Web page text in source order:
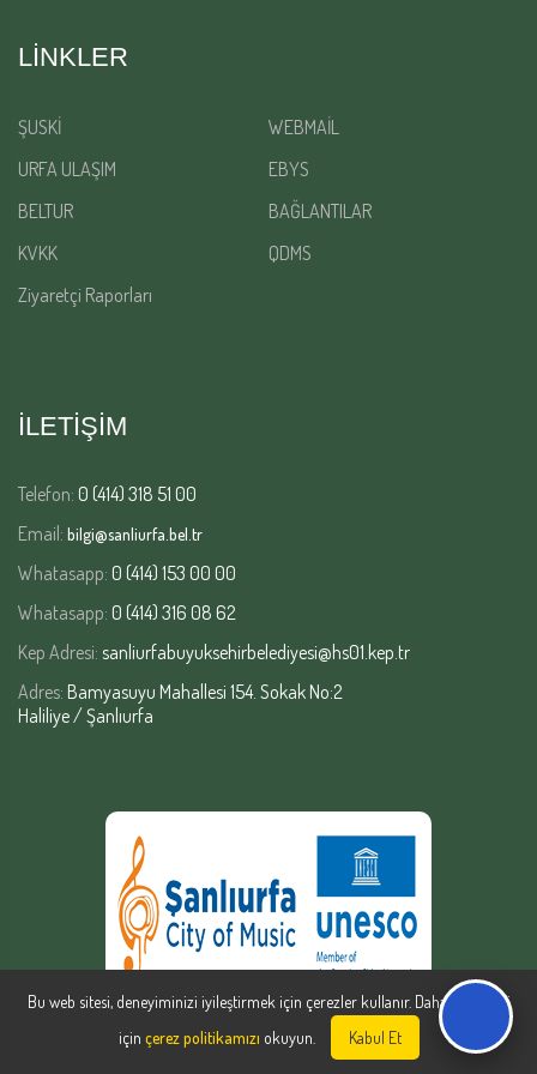
LINKLER
ŞUSKİ
WEBMAİL
URFA ULAŞIM
EBYS
BELTUR
BAĞLANTILAR
KVKK
QDMS
Ziyaretçi Raporları
İLETİŞİM
Telefon: 0 (414) 318 51 00
Email: bilgi@sanliurfa.bel.tr
Whatasapp: 0 (414) 153 00 00
Whatasapp: 0 (414) 316 08 62
Kep Adresi: sanliurfabuyuksehirbelediyesi@hs01.kep.tr
Adres: Bamyasuyu Mahallesi 154. Sokak No:2
Haliliye / Şanlıurfa
Şanlıurfa Büyükşehir Belediyesi | Yazılım Şube Müdürlüğü © Copyright
Bu web sitesi, deneyiminizi iyileştirmek için çerezler kullanır. Daha fazla bilgi
için çerez politikamızı okuyun. Kabul Et